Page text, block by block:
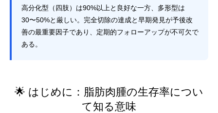
高分化型（四肢）は90%以上と良好な一方、多形型は
30〜50%と厳しい。完全切除の達成と早期発見が予後改
善の最重要因子であり、定期的フォローアップが不可欠で
ある。
🌟 はじめに：脂肪肉腫の生存率につい
て知る意味